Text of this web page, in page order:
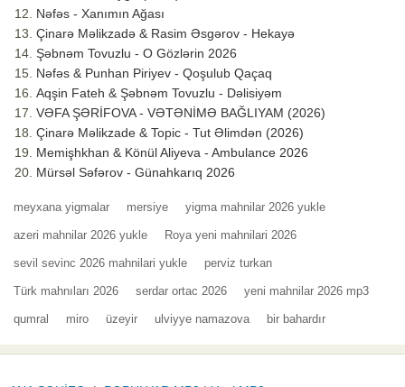
Nəfəs - Xanımın Ağası
Çinarə Məlikzadə & Rasim Əsgərov - Hekayə
Şəbnəm Tovuzlu - O Gözlərin 2026
Nəfəs & Punhan Piriyev - Qoşulub Qaçaq
Aqşin Fateh & Şəbnəm Tovuzlu - Dəlisiyəm
VƏFA ŞƏRİFOVA - VƏTƏNİMƏ BAĞLIYAM (2026)
Çinarə Məlikzade & Topic - Tut Əlimdən (2026)
Memişhkhan & Könül Aliyeva - Ambulance 2026
Mürsəl Səfərov - Günahkarıq 2026
meyxana yigmalar mersiye yigma mahnilar 2026 yukle
azeri mahnilar 2026 yukle Roya yeni mahnilari 2026
sevil sevinc 2026 mahnilari yukle perviz turkan
Türk mahnıları 2026 serdar ortac 2026 yeni mahnilar 2026 mp3
qumral miro üzeyir ulviyye namazova bir bahardır